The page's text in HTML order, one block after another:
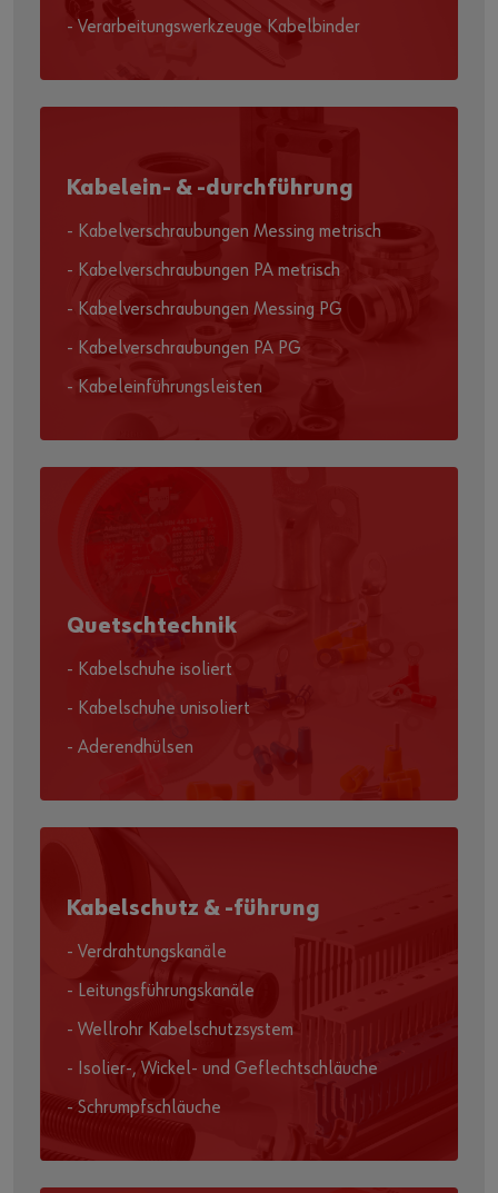
- Verarbeitungswerkzeuge Kabelbinder
Kabelein- & -durchführung
- Kabelverschraubungen Messing metrisch
- Kabelverschraubungen PA metrisch
- Kabelverschraubungen Messing PG
- Kabelverschraubungen PA PG
- Kabeleinführungsleisten
Quetschtechnik
- Kabelschuhe isoliert
- Kabelschuhe unisoliert
- Aderendhülsen
Kabelschutz & -führung
- Verdrahtungskanäle
- Leitungsführungskanäle
- Wellrohr Kabelschutzsystem
- Isolier-, Wickel- und Geflechtschläuche
- Schrumpfschläuche